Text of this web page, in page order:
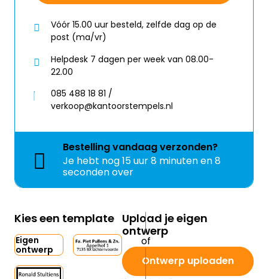
Vóór 15.00 uur besteld, zelfde dag op de
post (ma/vr)
Helpdesk 7 dagen per week van 08.00-
22.00
085 488 18 81 /
verkoop@kantoorstempels.nl
Bestellingvandaagverzonden?
Je hebt nog15 uur 8 minuten en 8
seconden over
Kies een template
Eigen
ontwerp
Upload je eigen
ontwerp
Ontwerp uploaden